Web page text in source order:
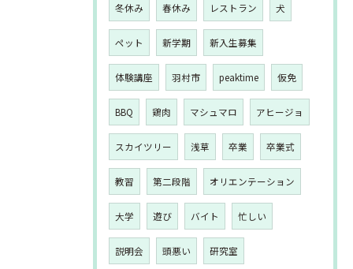
冬休み 春休み レストラン 犬
ペット 新学期 新入生募集
体験講座 羽村市 peaktime 仮免
BBQ 鶏肉 マシュマロ アヒージョ
スカイツリー 浅草 卒業 卒業式
教習 第二段階 オリエンテーション
大学 遊び バイト 忙しい
説明会 頭悪い 研究室